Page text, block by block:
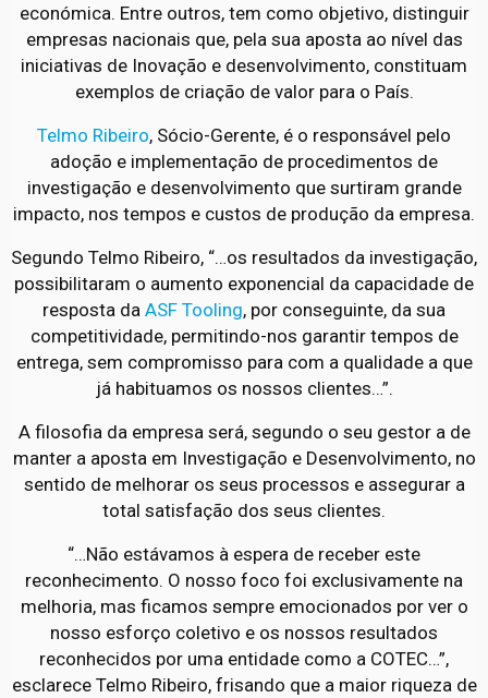
económica. Entre outros, tem como objetivo, distinguir
empresas nacionais que, pela sua aposta ao nível das
iniciativas de Inovação e desenvolvimento, constituam
exemplos de criação de valor para o País.
Telmo Ribeiro, Sócio-Gerente, é o responsável pelo
adoção e implementação de procedimentos de
investigação e desenvolvimento que surtiram grande
impacto, nos tempos e custos de produção da empresa.
Segundo Telmo Ribeiro, “…os resultados da investigação,
possibilitaram o aumento exponencial da capacidade de
resposta da ASF Tooling, por conseguinte, da sua
competitividade, permitindo-nos garantir tempos de
entrega, sem compromisso para com a qualidade a que
já habituamos os nossos clientes…”.
A filosofia da empresa será, segundo o seu gestor a de
manter a aposta em Investigação e Desenvolvimento, no
sentido de melhorar os seus processos e assegurar a
total satisfação dos seus clientes.
“…Não estávamos à espera de receber este
reconhecimento. O nosso foco foi exclusivamente na
melhoria, mas ficamos sempre emocionados por ver o
nosso esforço coletivo e os nossos resultados
reconhecidos por uma entidade como a COTEC…”,
esclarece Telmo Ribeiro, frisando que a maior riqueza de